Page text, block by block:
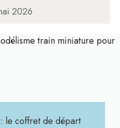
2026
train miniature pour
le coffret de départ